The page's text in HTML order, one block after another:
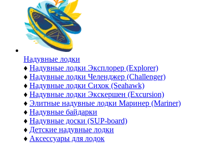
Надувные лодки
♦ Надувные лодки Эксплорер (Explorer)
♦ Надувные лодки Челенджер (Challenger)
♦ Надувные лодки Сихок (Seahawk)
♦ Надувные лодки Экскершен (Excursion)
♦ Элитные надувные лодки Маринер (Mariner)
♦ Надувные байдарки
♦ Надувные доски (SUP-board)
♦ Детские надувные лодки
♦ Аксессуары для лодок